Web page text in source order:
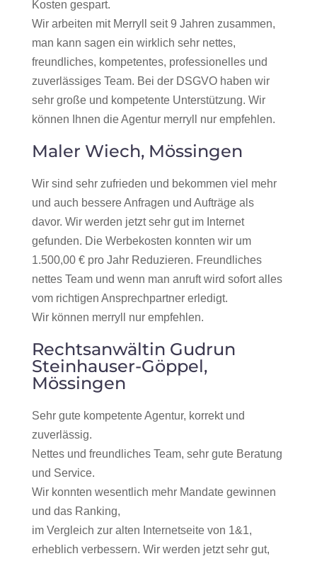
Kosten gespart.
Wir arbeiten mit Merryll seit 9 Jahren zusammen,
man kann sagen ein wirklich sehr nettes,
freundliches, kompetentes, professionelles und
zuverlässiges Team. Bei der DSGVO haben wir
sehr große und kompetente Unterstützung. Wir
können Ihnen die Agentur merryll nur empfehlen.
Maler Wiech, Mössingen
Wir sind sehr zufrieden und bekommen viel mehr
und auch bessere Anfragen und Aufträge als
davor. Wir werden jetzt sehr gut im Internet
gefunden. Die Werbekosten konnten wir um
1.500,00 € pro Jahr Reduzieren. Freundliches
nettes Team und wenn man anruft wird sofort alles
vom richtigen Ansprechpartner erledigt.
Wir können merryll nur empfehlen.
Rechtsanwältin Gudrun
Steinhauser-Göppel,
Mössingen
Sehr gute kompetente Agentur, korrekt und
zuverlässig.
Nettes und freundliches Team, sehr gute Beratung
und Service.
Wir konnten wesentlich mehr Mandate gewinnen
und das Ranking,
im Vergleich zur alten Internetseite von 1&1,
erheblich verbessern. Wir werden jetzt sehr gut,